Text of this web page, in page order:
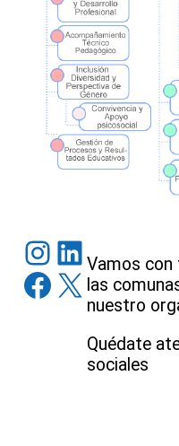
Instagram LinkedIn
Facebook X
Vamos con
las
nuestro
Quédate
sociales